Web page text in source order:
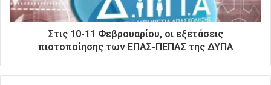
ε
ύ
σ
Στις 10-11 Φεβρουαρίου, οι εξετάσεις
πιστοποίησης των ΕΠΑΣ-ΠΕΠΑΣ της ΔΥΠΑ